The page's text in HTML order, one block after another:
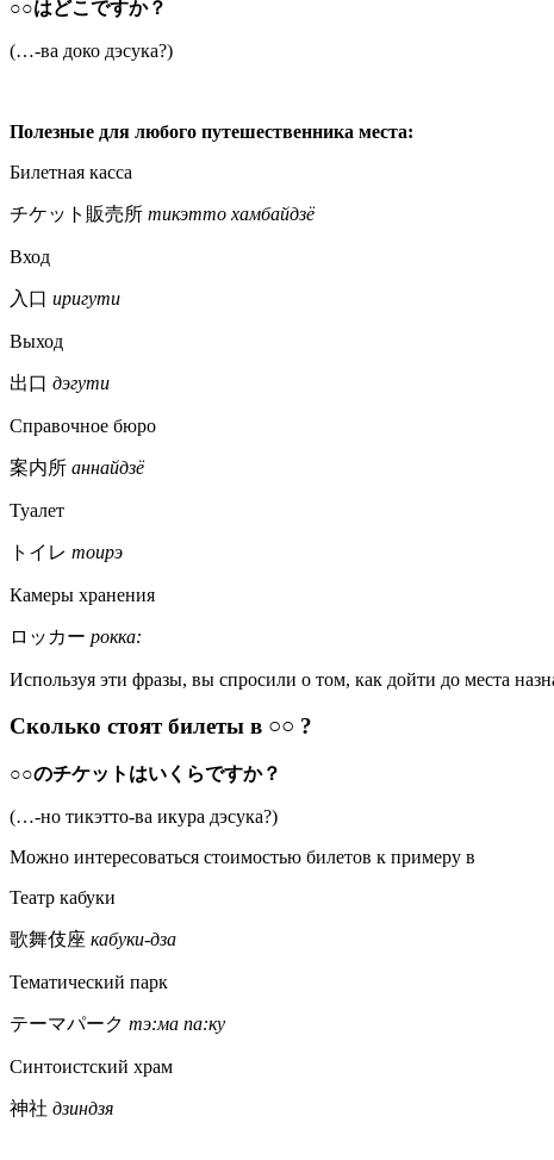
○○はどこですか？
(…-ва доко дэсука?)
Полезные для любого путешественника места:
Билетная касса
チケット販売所 тикэтто хамбайдзё
Вход
入口 иригути
Выход
出口 дэгути
Справочное бюро
案内所 аннайдзё
Туалет
トイレ тоирэ
Камеры хранения
ロッカー рокка:
Используя эти фразы, вы спросили о том, как дойти до места
Сколько стоят билеты в ○○ ?
○○のチケットはいくらですか？
(…-но тикэтто-ва икура дэсука?)
Можно интересоваться стоимостью билетов к примеру в
Театр кабуки
歌舞伎座 кабуки-дза
Тематический парк
テーマパーク тэ:ма па:ку
Синтоистский храм
神社 дзиндзя